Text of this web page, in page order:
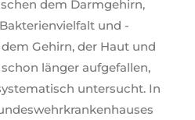
dem Darmgehirn,
und -
Gehirn, der Haut und
länger aufgefallen,
untersucht. In